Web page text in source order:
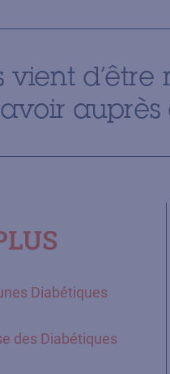
vient
auprès
Diabétiques
des Diabétiques